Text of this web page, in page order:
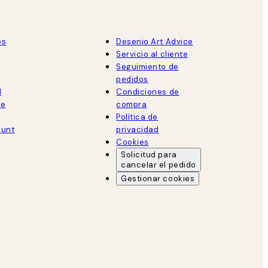
Desenio Art Advice
Servicio al cliente
Seguimiento de
pedidos
Condiciones de
compra
Política de
privacidad
Cookies
Solicitud para
cancelar el pedido
Gestionar cookies